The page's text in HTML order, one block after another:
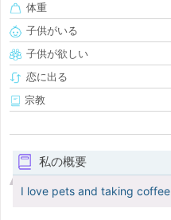
体重
子供がいる
子供が欲しい
恋に出る
宗教
私の概要
I love pets and taking coffee